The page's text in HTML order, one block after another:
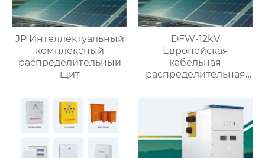
JP Интеллектуальный
комплексный
распределительный
щит
DFW-12kV
Европейская
кабельная
распределительная